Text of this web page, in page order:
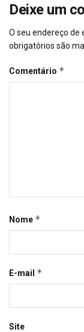
Deixe um
O seu endereço de
obrigatórios são
Comentário *
Nome *
E-mail *
Site